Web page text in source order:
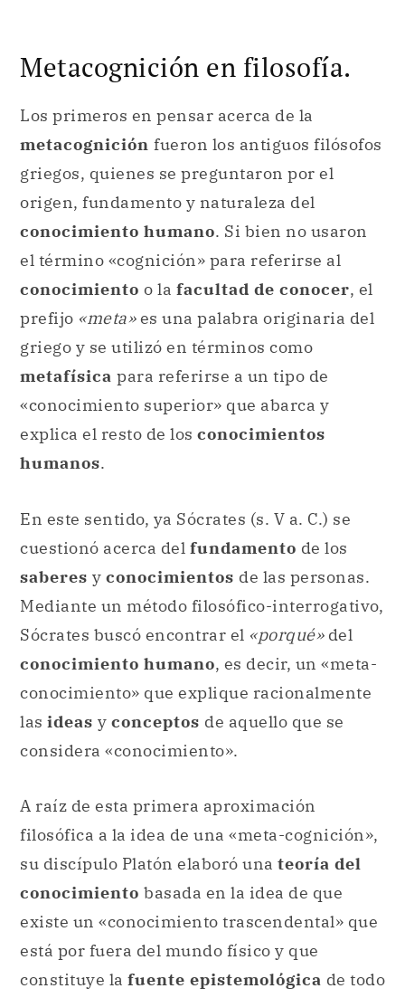
Metacognición en filosofía.
Los primeros en pensar acerca de la
metacognición fueron los antiguos filósofos
griegos, quienes se preguntaron por el
origen, fundamento y naturaleza del
conocimiento humano. Si bien no usaron
el término «cognición» para referirse al
conocimiento o la facultad de conocer, el
prefijo «meta»es una palabra originaria del
griego y se utilizó en términos como
metafísica para referirse a un tipo de
«conocimiento superior» que abarca y
explica el resto de los conocimientos
humanos.
En este sentido, ya Sócrates (s. V a. C.) se
cuestionó acerca del fundamento de los
saberes y conocimientos de las personas.
Mediante un método filosófico-interrogativo,
Sócrates buscó encontrar el «porqué»del
conocimiento humano, es decir, un «meta-
conocimiento» que explique racionalmente
las ideas y conceptos de aquello que se
considera «conocimiento».
A raíz de esta primera aproximación
filosófica a la idea de una «meta-cognición»,
su discípulo Platón elaboró una teoría del
conocimiento basada en la idea de que
existe un «conocimiento trascendental» que
está por fuera del mundo físico y que
constituye la fuente epistemológica de todo